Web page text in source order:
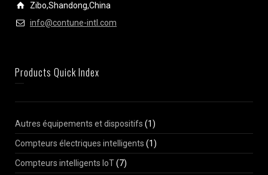
Zibo,Shandong,China
info@contune-intl.com
Products Quick Index
Autres équipements et dispositifs (1)
Compteurs électriques intelligents (1)
Compteurs intelligents IoT(7)